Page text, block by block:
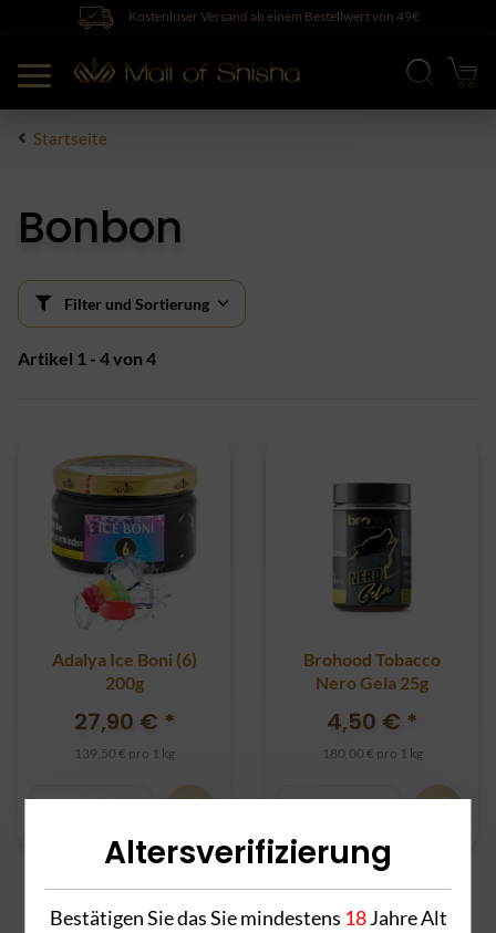
Kostenloser Versand ab einem Bestellwert von 49€
Startseite
Bonbon
Filter und Sortierung
Artikel 1 - 4 von 4
Adalya Ice Boni (6)
200g
27,90 € *
139,50 € pro 1 kg
Brohood Tobacco
Nero Gela 25g
4,50 € *
180,00 € pro 1 kg
Altersverifizierung
Bestätigen Sie das Sie mindestens 18Jahre Alt